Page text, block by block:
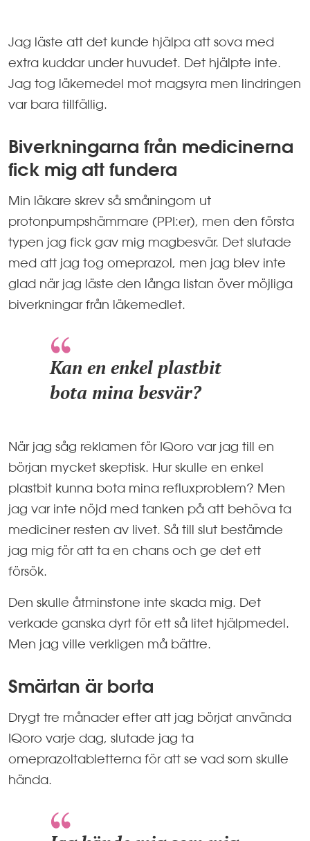
Jag läste att det kunde hjälpa att sova med
extra kuddar under huvudet. Det hjälpte inte.
Jag tog läkemedel mot magsyra men lindringen
var bara tillfällig.
Biverkningarna från medicinerna
fick mig att fundera
Min läkare skrev så småningom ut
protonpumpshämmare (PPI:er), men den första
typen jag fick gav mig magbesvär. Det slutade
med att jag tog omeprazol, men jag blev inte
glad när jag läste den långa listan över möjliga
biverkningar från läkemedlet.
Kan en enkel plastbit
bota mina besvär?
När jag såg reklamen för IQoro var jag till en
början mycket skeptisk. Hur skulle en enkel
plastbit kunna bota mina refluxproblem? Men
jag var inte nöjd med tanken på att behöva ta
mediciner resten av livet. Så till slut bestämde
jag mig för att ta en chans och ge det ett
försök.
Den skulle åtminstone inte skada mig. Det
verkade ganska dyrt för ett så litet hjälpmedel.
Men jag ville verkligen må bättre.
Smärtan är borta
Drygt tre månader efter att jag börjat använda
IQoro varje dag, slutade jag ta
omeprazoltabletterna för att se vad som skulle
hända.